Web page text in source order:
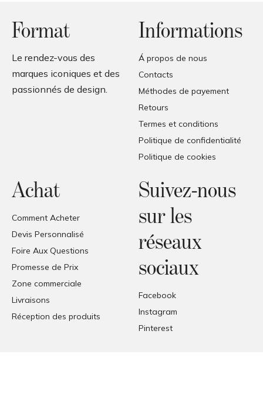
Format
Le rendez-vous des
marques iconiques et des
passionnés de design.
Informations
Á propos de nous
Contacts
Méthodes de payement
Retours
Termes et conditions
Politique de confidentialité
Politique de cookies
Achat
Comment Acheter
Devis Personnalisé
Foire Aux Questions
Promesse de Prix
Zone commerciale
Livraisons
Réception des produits
Suivez-nous
sur les
réseaux
sociaux
Facebook
Instagram
Pinterest